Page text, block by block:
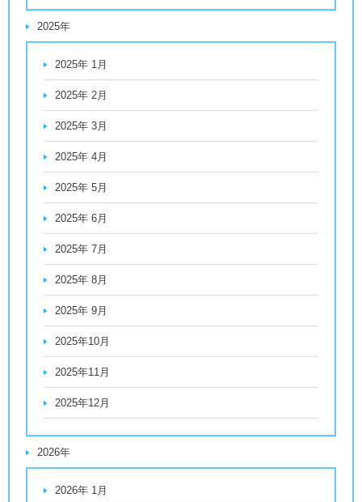
2025年
2025年 1月
2025年 2月
2025年 3月
2025年 4月
2025年 5月
2025年 6月
2025年 7月
2025年 8月
2025年 9月
2025年10月
2025年11月
2025年12月
2026年
2026年 1月